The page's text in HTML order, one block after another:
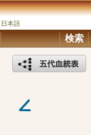
日本語
検索